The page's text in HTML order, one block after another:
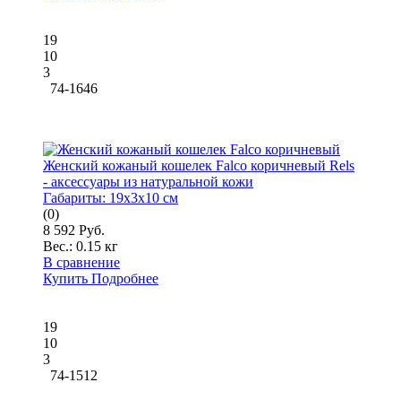
19
10
3
74-1646
Женский кожаный кошелек Falco коричневый Rels
- аксессуары из натуральной кожи
Габариты: 19x3x10 см
(0)
8 592 Руб.
Вес.: 0.15 кг
В сравнение
Купить Подробнее
19
10
3
74-1512